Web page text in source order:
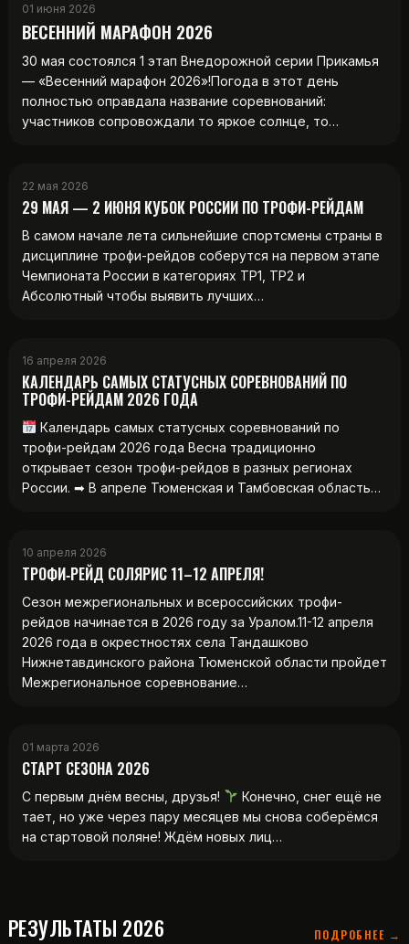
01 июня 2026
ВЕСЕННИЙ МАРАФОН 2026
30 мая состоялся 1 этап Внедорожной серии Прикамья
— «Весенний марафон 2026»!Погода в этот день
полностью оправдала название соревнований:
участников сопровождали то яркое солнце, то…
22 мая 2026
29 МАЯ — 2 ИЮНЯ КУБОК РОССИИ ПО ТРОФИ-РЕЙДАМ
В самом начале лета сильнейшие спортсмены страны в
дисциплине трофи-рейдов соберутся на первом этапе
Чемпионата России в категориях ТР1, ТР2 и
Абсолютный чтобы выявить лучших…
16 апреля 2026
КАЛЕНДАРЬ САМЫХ СТАТУСНЫХ СОРЕВНОВАНИЙ ПО
ТРОФИ-РЕЙДАМ 2026 ГОДА
Календарь самых статусных соревнований по
трофи-рейдам 2026 года Весна традиционно
открывает сезон трофи-рейдов в разных регионах
России. ➡ В апреле Тюменская и Тамбовская область…
10 апреля 2026
ТРОФИ‑РЕЙД СОЛЯРИС 11–12 АПРЕЛЯ!
Сезон межрегиональных и всероссийских трофи-
рейдов начинается в 2026 году за Уралом.11-12 апреля
2026 года в окрестностях села Тандашково
Нижнетавдинского района Тюменской области пройдет
Межрегиональное соревнование…
01 марта 2026
СТАРТ СЕЗОНА 2026
С первым днём весны, друзья!
Конечно, снег ещё не
тает, но уже через пару месяцев мы снова соберёмся
на стартовой поляне! Ждём новых лиц…
РЕЗУЛЬТАТЫ 2026 ПОДРОБНЕЕ →